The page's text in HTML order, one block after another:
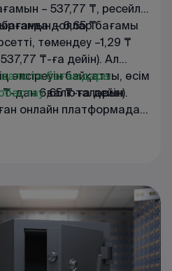
– 537,77 ₸, ресейлік
– 6,65 ₸
доллар бағамы
төмендеу –1,29 ₸
₸-ға дейін). Ал
әлсіреуін байқатты, өсім
дан 6,65 ₸-ға дейін).
валютабағамдары
валюталарын
онлайн платформада